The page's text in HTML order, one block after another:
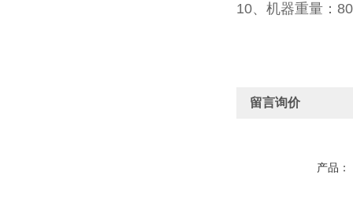
10、机器重量：
留言询价
产品：